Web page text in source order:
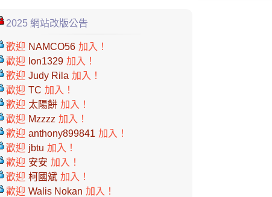
2025 網站改版公告
歡迎 NAMCO56 加入！
歡迎 lon1329 加入！
歡迎 Judy Rila 加入！
歡迎 TC 加入！
歡迎 太陽餅 加入！
歡迎 Mzzzz 加入！
歡迎 anthony899841 加入！
歡迎 jbtu 加入！
歡迎 安安 加入！
歡迎 柯國斌 加入！
歡迎 Walis Nokan 加入！